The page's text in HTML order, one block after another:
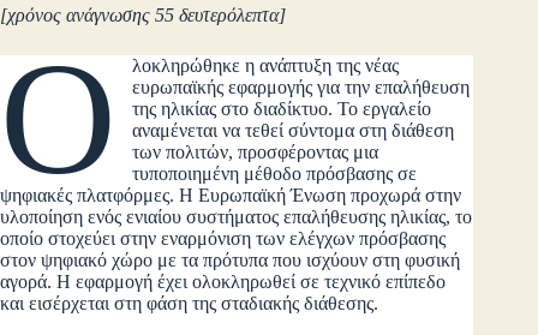
[χρόνος ανάγνωσης 55 δευτερόλεπτα]
Ο
λοκληρώθηκε η ανάπτυξη της νέας
ευρωπαϊκής εφαρμογής για την επαλήθευση
της ηλικίας στο διαδίκτυο. Το εργαλείο
αναμένεται να τεθεί σύντομα στη διάθεση
των πολιτών, προσφέροντας μια
τυποποιημένη μέθοδο πρόσβασης σε
ψηφιακές πλατφόρμες. Η Ευρωπαϊκή Ένωση προχωρά στην
υλοποίηση ενός ενιαίου συστήματος επαλήθευσης ηλικίας, το
οποίο στοχεύει στην εναρμόνιση των ελέγχων πρόσβασης
στον ψηφιακό χώρο με τα πρότυπα που ισχύουν στη φυσική
αγορά. Η εφαρμογή έχει ολοκληρωθεί σε τεχνικό επίπεδο
και εισέρχεται στη φάση της σταδιακής διάθεσης.